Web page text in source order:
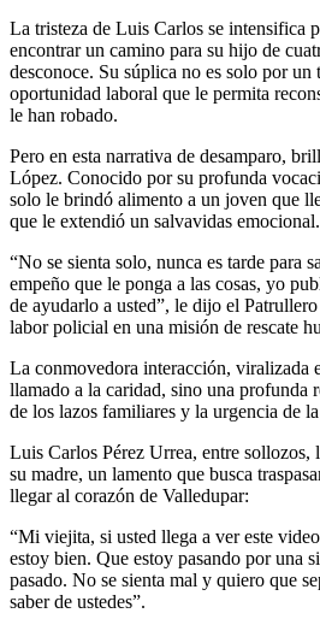
La tristeza de Luis Carlos se intensifica
encontrar un camino para su hijo de
desconoce. Su súplica no es solo por un
oportunidad laboral que le permita
le han robado.
Pero en esta narrativa de desamparo,
López. Conocido por su profunda
solo le brindó alimento a un joven que
que le extendió un salvavidas emocional.
“No se sienta solo, nunca es tarde para
empeño que le ponga a las cosas, yo
de ayudarlo a usted”, le dijo el
labor policial en una misión de rescate
La conmovedora interacción, viralizada
llamado a la caridad, sino una profunda
de los lazos familiares y la urgencia de
Luis Carlos Pérez Urrea, entre sollozos,
su madre, un lamento que busca
llegar al corazón de Valledupar:
“Mi viejita, si usted llega a ver este
estoy bien. Que estoy pasando por una
pasado. No se sienta mal y quiero que
saber de ustedes”.